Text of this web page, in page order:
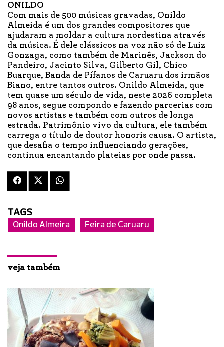
ONILDO
Com mais de 500 músicas gravadas, Onildo
Almeida é um dos grandes compositores que
ajudaram a moldar a cultura nordestina através
da música. É dele clássicos na voz não só de Luiz
Gonzaga, como também de Marinês, Jackson do
Pandeiro, Jacinto Silva, Gilberto Gil, Chico
Buarque, Banda de Pífanos de Caruaru dos irmãos
Biano, entre tantos outros. Onildo Almeida, que
tem quase um século de vida, neste 2026 completa
98 anos, segue compondo e fazendo parcerias com
novos artistas e também com outros de longa
estrada. Patrimônio vivo da cultura, ele também
carrega o título de doutor honoris causa. O artista,
que desafia o tempo influenciando gerações,
continua encantando plateias por onde passa.
TAGS
Onildo Almeira Feira de Caruaru
veja também